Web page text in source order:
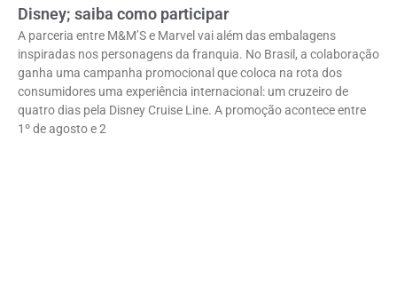
Disney; saiba como participar
A parceria entre M&M’S e Marvel vai além das embalagens
inspiradas nos personagens da franquia. No Brasil, a colaboração
ganha uma campanha promocional que coloca na rota dos
consumidores uma experiência internacional: um cruzeiro de
quatro dias pela Disney Cruise Line. A promoção acontece entre
1º de agosto e 2